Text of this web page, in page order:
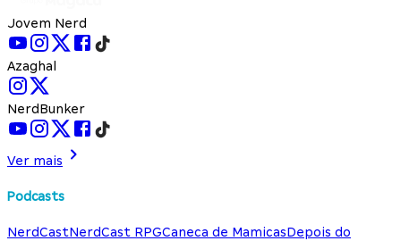
Jovem Nerd
Azaghal
NerdBunker
Ver mais
Podcasts
NerdCastNerdCast RPGCaneca de MamicasDepois do